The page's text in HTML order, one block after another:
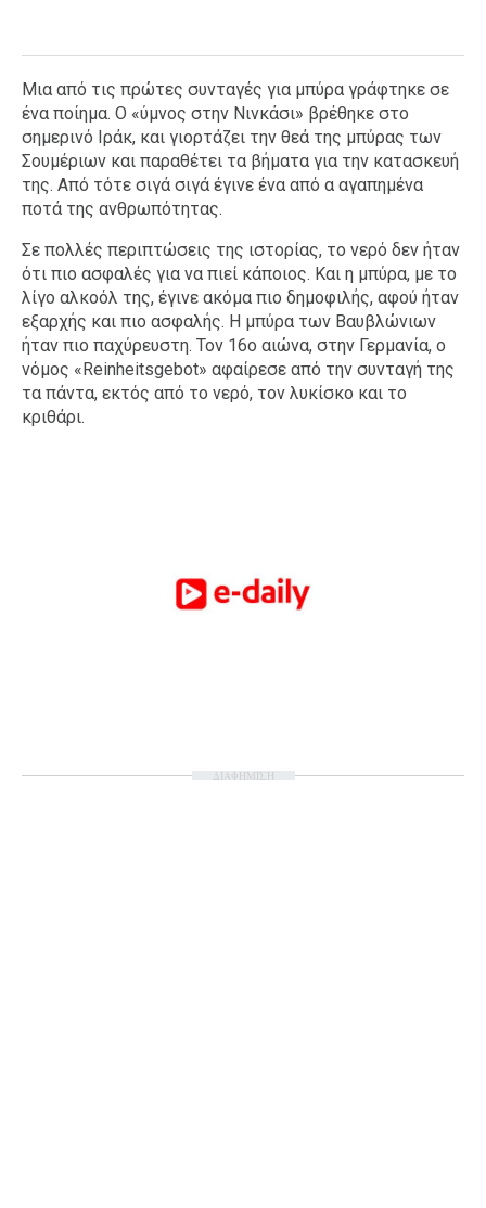
Μια από τις πρώτες συνταγές για μπύρα γράφτηκε σε
ένα ποίημα. Ο «ύμνος στην Νινκάσι» βρέθηκε στο
σημερινό Ιράκ, και γιορτάζει την θεά της μπύρας των
Σουμέριων και παραθέτει τα βήματα για την κατασκευή
της. Από τότε σιγά σιγά έγινε ένα από α αγαπημένα
ποτά της ανθρωπότητας.
Σε πολλές περιπτώσεις της ιστορίας, το νερό δεν ήταν
ότι πιο ασφαλές για να πιεί κάποιος. Και η μπύρα, με το
λίγο αλκοόλ της, έγινε ακόμα πιο δημοφιλής, αφού ήταν
εξαρχής και πιο ασφαλής. Η μπύρα των Βαυβλώνιων
ήταν πιο παχύρευστη. Τον 16ο αιώνα, στην Γερμανία, ο
νόμος «Reinheitsgebot» αφαίρεσε από την συνταγή της
τα πάντα, εκτός από το νερό, τον λυκίσκο και το
κριθάρι.
ΔΙΑΦΗΜΙΣΗ